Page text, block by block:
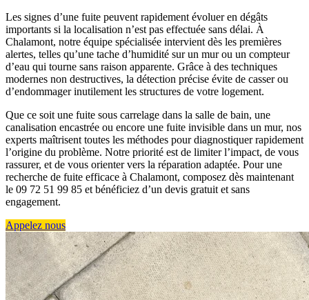
Les signes d’une fuite peuvent rapidement évoluer en dégâts
importants si la localisation n’est pas effectuée sans délai. À
Chalamont, notre équipe spécialisée intervient dès les premières
alertes, telles qu’une tache d’humidité sur un mur ou un compteur
d’eau qui tourne sans raison apparente. Grâce à des techniques
modernes non destructives, la détection précise évite de casser ou
d’endommager inutilement les structures de votre logement.
Que ce soit une fuite sous carrelage dans la salle de bain, une
canalisation encastrée ou encore une fuite invisible dans un mur, nos
experts maîtrisent toutes les méthodes pour diagnostiquer rapidement
l’origine du problème. Notre priorité est de limiter l’impact, de vous
rassurer, et de vous orienter vers la réparation adaptée. Pour une
recherche de fuite efficace à Chalamont, composez dès maintenant
le 09 72 51 99 85 et bénéficiez d’un devis gratuit et sans
engagement.
Appelez nous